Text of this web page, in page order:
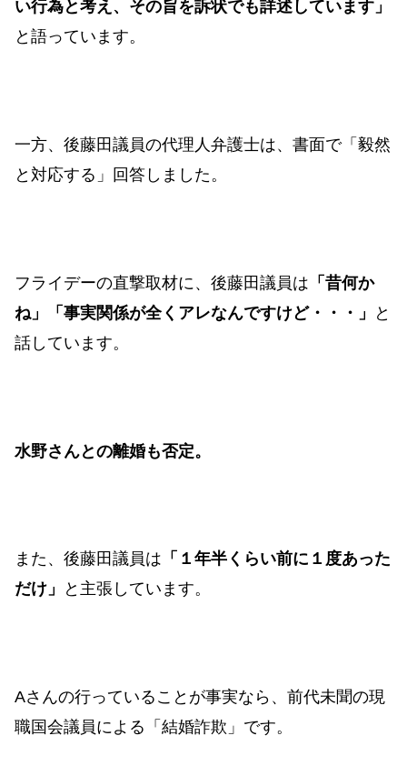
い行為と考え、その旨を訴状でも詳述しています」
と語っています。
一方、後藤田議員の代理人弁護士は、書面で「毅然
と対応する」回答しました。
フライデーの直撃取材に、後藤田議員は 「昔何か
ね」「事実関係が全くアレなんですけど・・・」
と
話しています。
水野さんとの離婚も否定。
また、後藤田議員は 「１年半くらい前に１度あった
だけ」
と主張しています。
Aさんの行っていることが事実なら、前代未聞の現
職国会議員による「結婚詐欺」です。